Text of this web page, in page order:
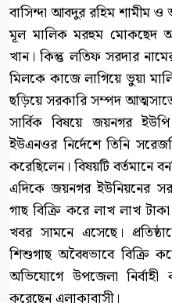
বাসিন্দা আবদুর রহিম শামীম
মূল মালিক মরহুম মোকছেদ
খান। কিন্তু লতিফ সরদার
মিলকে কাজে লাগিয়ে ভুয়া
ছড়িয়ে সরকারি সম্পদ
সার্বিক বিষয়ে জয়নগর
ইউএনওর নির্দেশে তিনি
করেছিলেন। বিষয়টি বর্তমানে
এদিকে জয়নগর ইউনিয়নের
গাছ বিক্রি করে লাখ লাখ
খবর সামনে এসেছে।
শিশুগাছ অবৈধভাবে বিক্রি
অভিযোগে উপজেলা নির্বাহী